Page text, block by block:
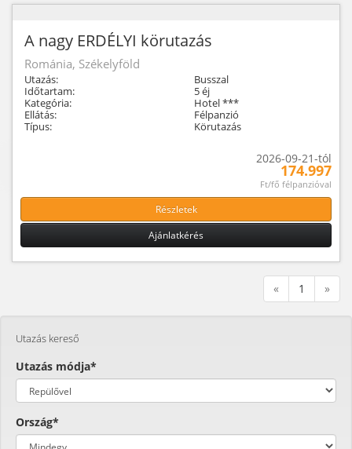
A nagy ERDÉLYI körutazás
Románia, Székelyföld
Utazás:
Busszal
Időtartam:
5 éj
Kategória:
Hotel ***
Ellátás:
Félpanzió
Típus:
Körutazás
2026-09-21-tól
174.997
Ft/fő félpanzióval
Részletek
Ajánlatkérés
« 1 »
Utazás kereső
Utazás módja*
Ország*